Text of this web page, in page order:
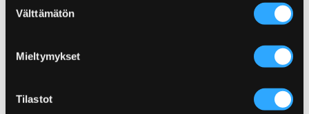
valinta
Välttämätön
Mieltymykset
Tilastot